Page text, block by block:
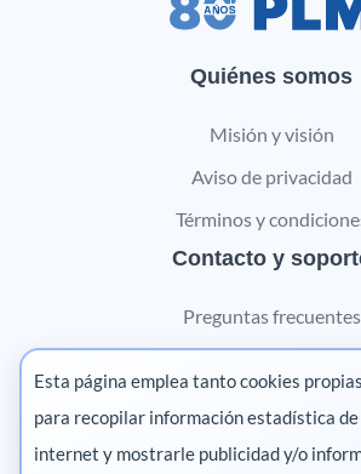
Quiénes somos
Misión y visión
Aviso de privacidad
Términos y
Contacto y
Preguntas frecuentes
Contáctanos
Marketing digital
Pharma
Esta página emplea tanto cookies
para recopilar información estadística
internet y mostrarle publicidad y/o